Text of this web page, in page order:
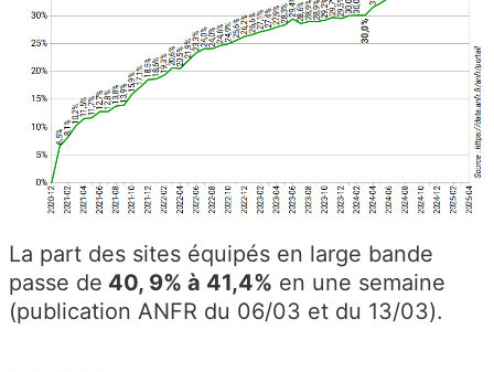
La part des sites équipés en large bande
passe de 40, 9% à 41,4% en une semaine
(publication ANFR du 06/03 et du 13/03).